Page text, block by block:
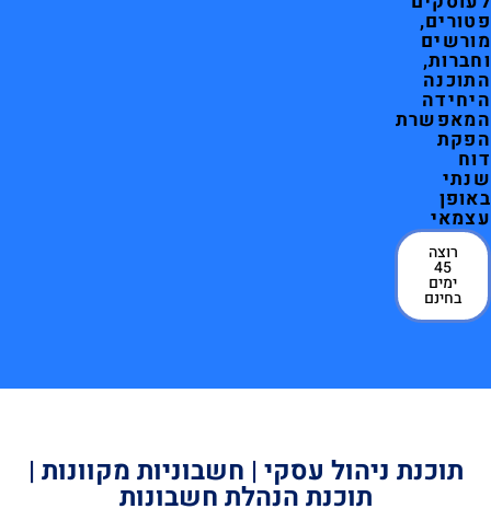
פטורים,
מורשים
וחברות,
התוכנה
היחידה
המאפשרת
הפקת
דוח
שנתי
באופן
עצמאי
רוצה
45
ימים
בחינם
תוכנת ניהול עסקי | חשבוניות מקוונות |
תוכנת הנהלת חשבונות